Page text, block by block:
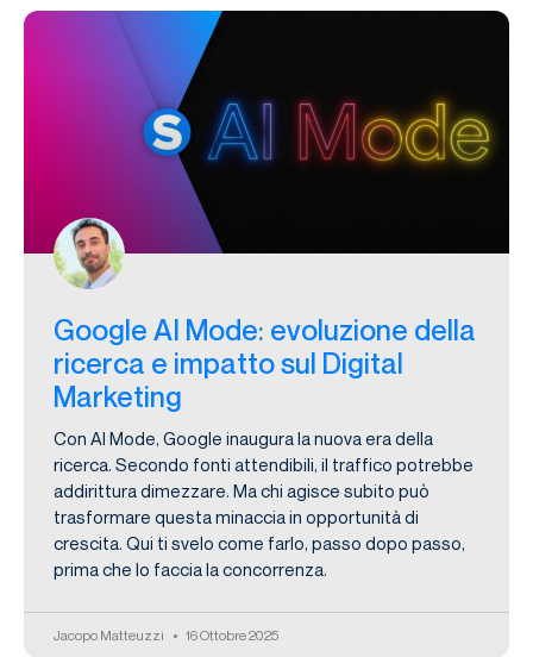
Google AI Mode: evoluzione della
ricerca e impatto sul Digital
Marketing
Con AI Mode, Google inaugura la nuova era della
ricerca. Secondo fonti attendibili, il traffico potrebbe
addirittura dimezzare. Ma chi agisce subito può
trasformare questa minaccia in opportunità di
crescita. Qui ti svelo come farlo, passo dopo passo,
prima che lo faccia la concorrenza.
Jacopo Matteuzzi 16 Ottobre 2025